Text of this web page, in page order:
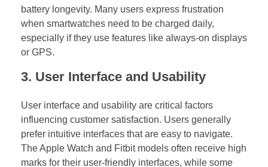
battery longevity. Many users express frustration
when smartwatches need to be charged daily,
especially if they use features like always-on displays
or GPS.
3. User Interface and Usability
User interface and usability are critical factors
influencing customer satisfaction. Users generally
prefer intuitive interfaces that are easy to navigate.
The Apple Watch and Fitbit models often receive high
marks for their user-friendly interfaces, while some